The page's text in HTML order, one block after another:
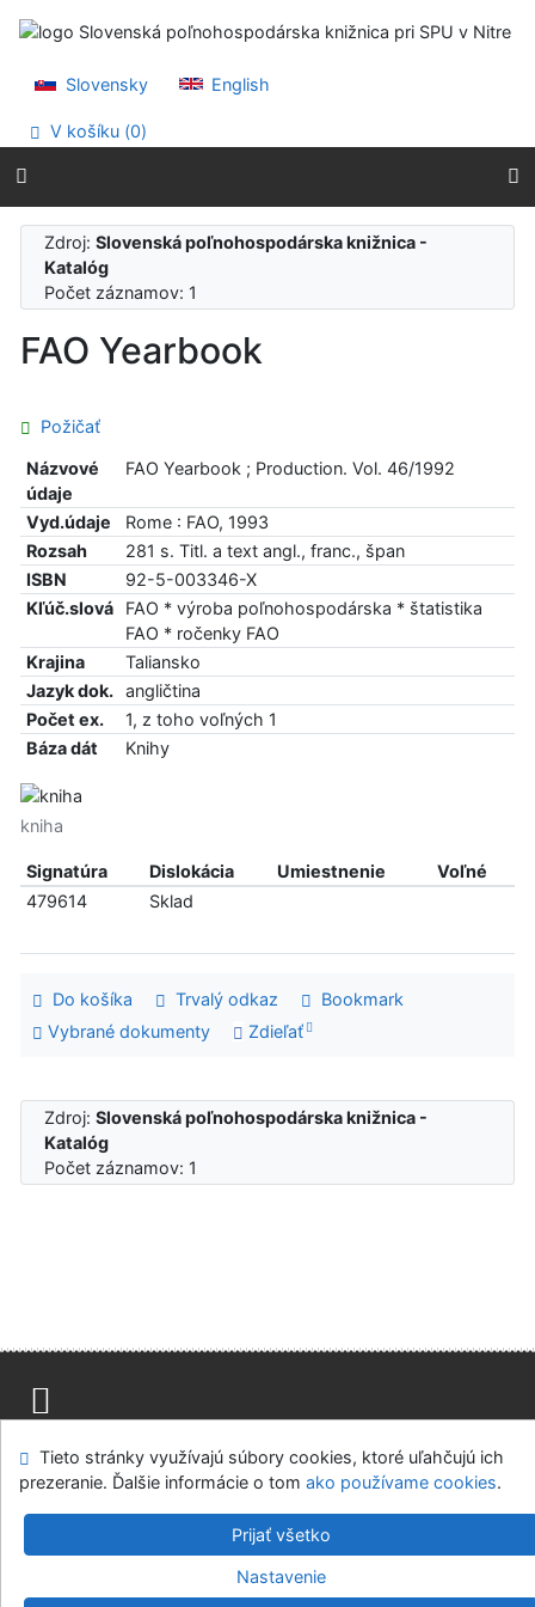
Prejsť na menu
Slovensky
English
V košíku (0)
Zdroj:Slovenská poľnohospodárska knižnica -
Katalóg
Počet záznamov: 1
FAO Yearbook
Požičať
Názvové
údaje
FAO Yearbook ; Production. Vol. 46/1992
Vyd.údaje
Rome : FAO, 1993
Rozsah
281 s. Titl. a text angl., franc., špan
ISBN
92-5-003346-X
Kľúč.slová
FAO * výroba poľnohospodárska * štatistika
FAO * ročenky FAO
Krajina
Taliansko
Jazyk dok.
angličtina
Počet ex.
1, z toho voľných 1
Báza dát
Knihy
kniha
Signatúra Dislokácia Umiestnenie
Voľné
479614
Sklad
Do košíka Trvalý odkaz
Bookmark
Vybrané dokumenty
Zdieľať
Zdroj:Slovenská poľnohospodárska knižnica -
Katalóg
Počet záznamov: 1
Modul OpenSearch
Napíšte nám Nastavenie cookies
Slovenská poľnohospodárska knižnica pri SPU v Nitre
v.4.8.63a - Cosmotron Slovakia, s.r.o.
Tieto stránky využívajú súbory cookies, ktoré uľahčujú ich
prezeranie. Ďalšie informácie o tom ako používame cookies.
Prijať všetko
Nastavenie